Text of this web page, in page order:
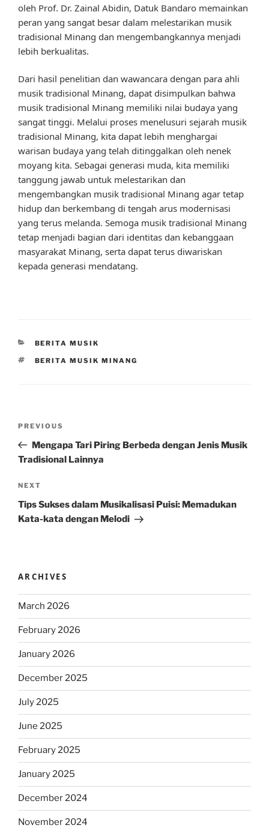
oleh Prof. Dr. Zainal Abidin, Datuk Bandaro memainkan
peran yang sangat besar dalam melestarikan musik
tradisional Minang dan mengembangkannya menjadi
lebih berkualitas.
Dari hasil penelitian dan wawancara dengan para ahli
musik tradisional Minang, dapat disimpulkan bahwa
musik tradisional Minang memiliki nilai budaya yang
sangat tinggi. Melalui proses menelusuri sejarah musik
tradisional Minang, kita dapat lebih menghargai
warisan budaya yang telah ditinggalkan oleh nenek
moyang kita. Sebagai generasi muda, kita memiliki
tanggung jawab untuk melestarikan dan
mengembangkan musik tradisional Minang agar tetap
hidup dan berkembang di tengah arus modernisasi
yang terus melanda. Semoga musik tradisional Minang
tetap menjadi bagian dari identitas dan kebanggaan
masyarakat Minang, serta dapat terus diwariskan
kepada generasi mendatang.
CATEGORIES
BERITA MUSIK
TAGS
BERITA MUSIK MINANG
Previous
Post
PREVIOUS
Mengapa Tari Piring Berbeda dengan Jenis Musik
Tradisional Lainnya
Next
Post
NEXT
Tips Sukses dalam Musikalisasi Puisi: Memadukan
Kata-kata dengan Melodi
ARCHIVES
March 2026
February 2026
January 2026
December 2025
July 2025
June 2025
February 2025
January 2025
December 2024
November 2024